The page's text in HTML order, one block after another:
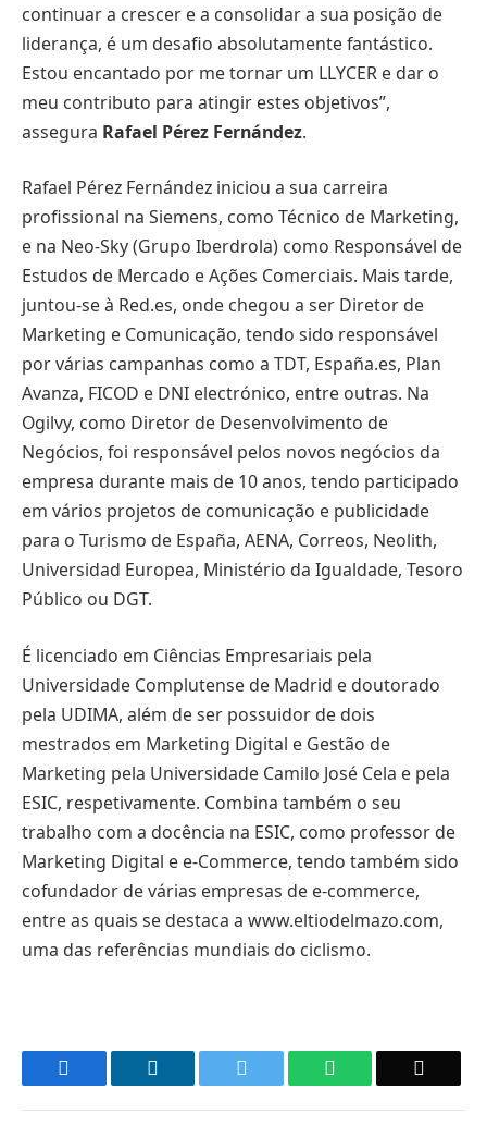
continuar a crescer e a consolidar a sua posição de
liderança, é um desafio absolutamente fantástico.
Estou encantado por me tornar um LLYCER e dar o
meu contributo para atingir estes objetivos”,
assegura Rafael Pérez Fernández.
Rafael Pérez Fernández iniciou a sua carreira
profissional na Siemens, como Técnico de Marketing,
e na Neo-Sky (Grupo Iberdrola) como Responsável de
Estudos de Mercado e Ações Comerciais. Mais tarde,
juntou-se à Red.es, onde chegou a ser Diretor de
Marketing e Comunicação, tendo sido responsável
por várias campanhas como a TDT, España.es, Plan
Avanza, FICOD e DNI electrónico, entre outras. Na
Ogilvy, como Diretor de Desenvolvimento de
Negócios, foi responsável pelos novos negócios da
empresa durante mais de 10 anos, tendo participado
em vários projetos de comunicação e publicidade
para o Turismo de España, AENA, Correos, Neolith,
Universidad Europea, Ministério da Igualdade, Tesoro
Público ou DGT.
É licenciado em Ciências Empresariais pela
Universidade Complutense de Madrid e doutorado
pela UDIMA, além de ser possuidor de dois
mestrados em Marketing Digital e Gestão de
Marketing pela Universidade Camilo José Cela e pela
ESIC, respetivamente. Combina também o seu
trabalho com a docência na ESIC, como professor de
Marketing Digital e e-Commerce, tendo também sido
cofundador de várias empresas de e-commerce,
entre as quais se destaca a www.eltiodelmazo.com,
uma das referências mundiais do ciclismo.
WhatsApp